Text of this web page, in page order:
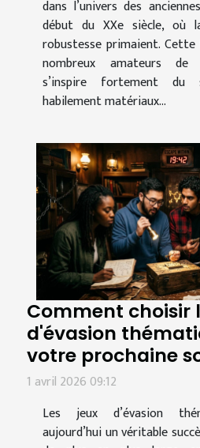
dans l’univers des
début du XXe siècle, où
robustesse primaient.
nombreux amateurs de
s’inspire fortement du
habilement matériaux...
Comment choisir
d'évasion
votre prochaine
1 avril 2026 09:12
Les jeux d’évasion
aujourd’hui un véritable